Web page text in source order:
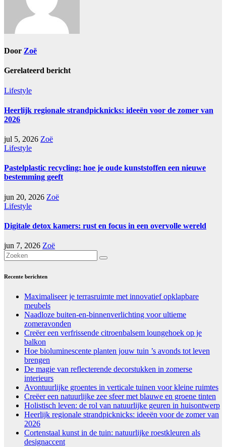
Door Zoë
Gerelateerd bericht
Lifestyle
Heerlijk regionale strandpicknicks: ideeën voor de zomer van
2026
jul 5, 2026 Zoë
Lifestyle
Pastelplastic recycling: hoe je oude kunststoffen een nieuwe
bestemming geeft
jun 20, 2026 Zoë
Lifestyle
Digitale detox kamers: rust en focus in een overvolle wereld
jun 7, 2026 Zoë
Recente berichten
Maximaliseer je terrasruimte met innovatief opklapbare
meubels
Naadloze buiten-en-binnenverlichting voor ultieme
zomeravonden
Creëer een verfrissende citroenbalsem loungehoek op je
balkon
Hoe bioluminescente planten jouw tuin ’s avonds tot leven
brengen
De magie van reflecterende decorstukken in zomerse
interieurs
Avontuurlijke groentes in verticale tuinen voor kleine ruimtes
Creëer een natuurlijke zee sfeer met blauwe en groene tinten
Holistisch leven: de rol van natuurlijke geuren in huisontwerp
Heerlijk regionale strandpicknicks: ideeën voor de zomer van
2026
Cortenstaal kunst in de tuin: natuurlijke roestkleuren als
designaccent